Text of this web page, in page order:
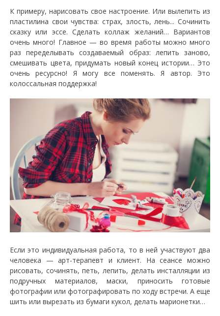
К примеру, нарисовать свое настроение. Или вылепить из
пластилина свои чувства: страх, злость, лень... Сочинить
сказку или эссе. Сделать коллаж желаний… Вариантов
очень много! Главное — во время работы можно много
раз переделывать создаваемый образ: лепить заново,
смешивать цвета, придумать новый конец истории… Это
очень ресурсно! Я могу все поменять. Я автор. Это
колоссальная поддержка!
Если это индивидуальная работа, то в ней участвуют два
человека — арт-терапевт и клиент. На сеансе можно
рисовать, сочинять, петь, лепить, делать инсталляции из
подручных материалов, маски, приносить готовые
фотографии или фотографировать по ходу встречи. А еще
шить или вырезать из бумаги кукол, делать марионетки…